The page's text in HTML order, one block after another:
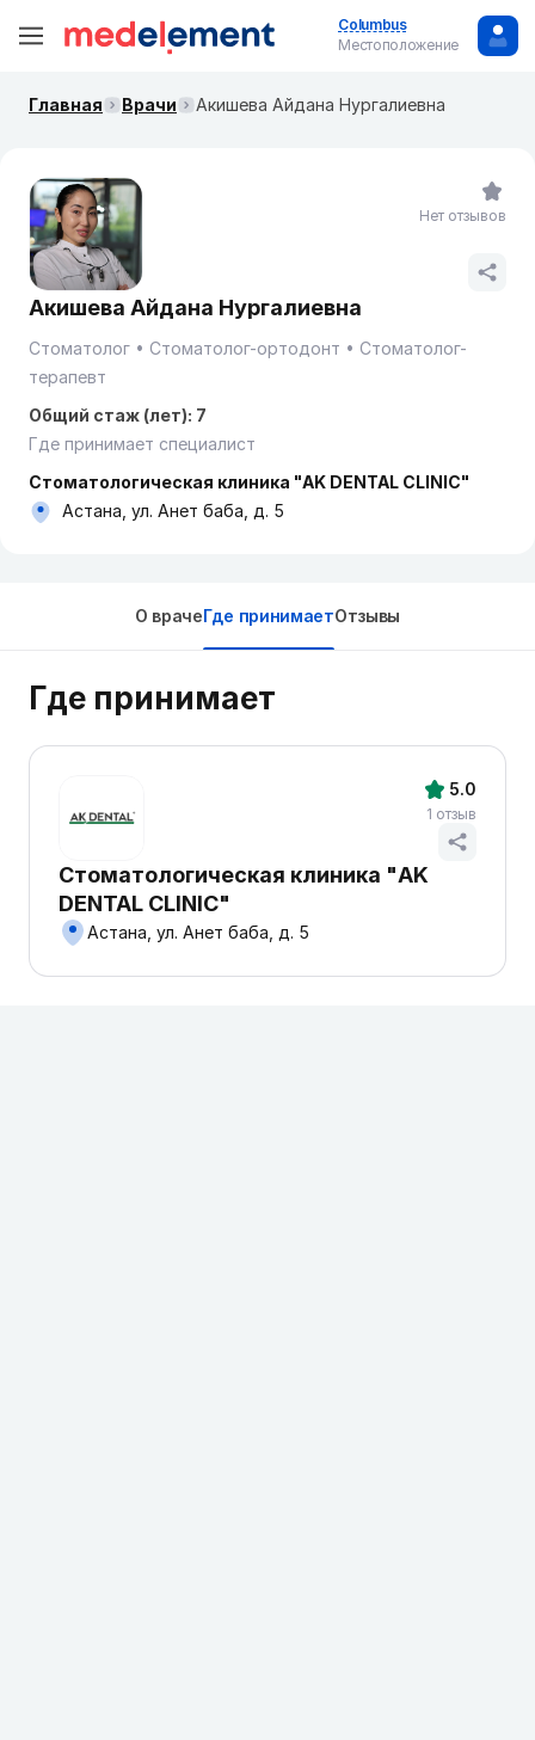
Columbus
Местоположение
Главная Врачи Акишева Айдана Нургалиевна
Акишева Айдана Нургалиевна
Стоматолог Стоматолог-ортодонт
Стоматолог-
терапевт
Общий стаж (лет): 7
Где принимает специалист
Стоматологическая клиника "AK DENTAL CLINIC"
Астана, ул. Анет баба, д. 5
Нет отзывов
О врачеГде принимаетОтзывы
Где принимает
Стоматологическая клиника "AK
DENTAL CLINIC"
Астана, ул. Анет баба, д. 5
5.0
1 отзыв